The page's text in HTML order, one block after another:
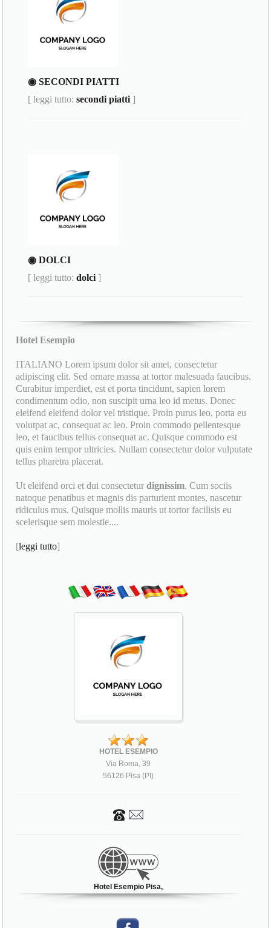
◉ SECONDI PIATTI
[ leggi tutto:secondi piatti ]
◉ DOLCI
[ leggi tutto:dolci ]
Hotel Esempio
ITALIANO Lorem ipsum dolor sit amet, consectetur
adipiscing elit. Sed ornare massa at tortor malesuada faucibus.
Curabitur imperdiet, est et porta tincidunt, sapien lorem
condimentum odio, non suscipit urna leo id metus. Donec
eleifend eleifend dolor vel tristique. Proin purus leo, porta eu
volutpat ac, consequat ac leo. Proin commodo pellentesque
leo, et faucibus tellus consequat ac. Quisque commodo est
quis enim tempor ultricies. Nullam consectetur dolor vulputate
tellus pharetra placerat.
Ut eleifend orci et dui consecteturdignissim. Cum sociis
natoque penatibus et magnis dis parturient montes, nascetur
ridiculus mus. Quisque mollis mauris ut tortor facilisis eu
scelerisque sem molestie....
[leggi tutto]
HOTEL ESEMPIO
Via Roma, 39
56126 Pisa (PI)
Hotel Esempio Pisa,